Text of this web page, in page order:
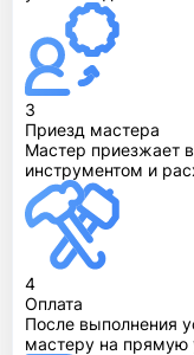
3
Приезд мастера
Мастер приезжает
инструментом и
4
Оплата
После выполнения
мастеру на